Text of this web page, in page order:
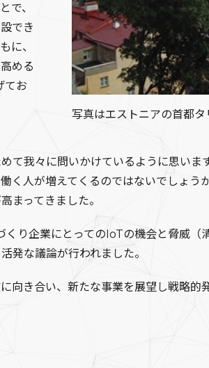
で、
でき
に、
める
てお
写真はエストニアの首都
我々に問いかけているように思いま
く人が増えてくるのではないでしょう
まってきました。
り企業にとってのIoTの機会と脅威（
発な議論が行われました。
向き合い、新たな事業を展望し戦略